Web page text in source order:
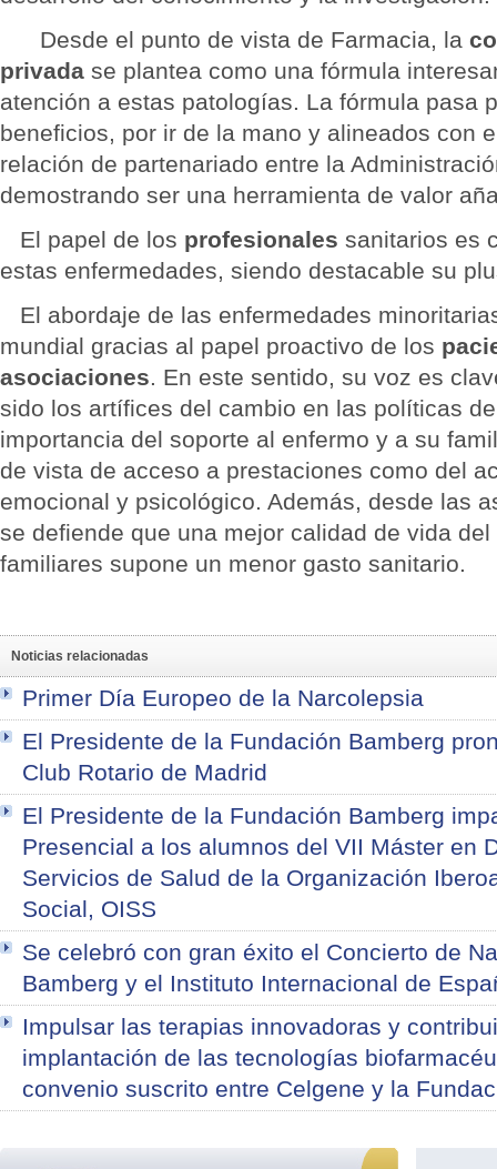
Desde el punto de vista de Farmacia, la
privada se plantea como una fórmula
atención a estas patologías. La fórmula pasa
beneficios, por ir de la mano y alineados con
relación de partenariado entre la
demostrando ser una herramienta de valor
El papel de los profesionales sanitarios es
estas enfermedades, siendo destacable su
El abordaje de las enfermedades
mundial gracias al papel proactivo de los
asociaciones. En este sentido, su voz es
sido los artífices del cambio en las políticas
importancia del soporte al enfermo y a su
de vista de acceso a prestaciones como del
emocional y psicológico. Además, desde las
se defiende que una mejor calidad de vida
familiares supone un menor gasto sanitario.
Noticias relacionadas
Primer Día Europeo de la Narcolepsia
El Presidente de la Fundación Bamberg
Club Rotario de Madrid
El Presidente de la Fundación Bamberg
Presencial a los alumnos del VII Máster en
Servicios de Salud de la Organización
Social, OISS
Se celebró con gran éxito el Concierto de
Bamberg y el Instituto Internacional de
Impulsar las terapias innovadoras y
implantación de las tecnologías
convenio suscrito entre Celgene y la